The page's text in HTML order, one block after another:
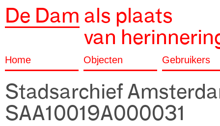
De Dam als plaats
van
Home Objecten Gebruikers
Stadsarchief
SAA10019A000031